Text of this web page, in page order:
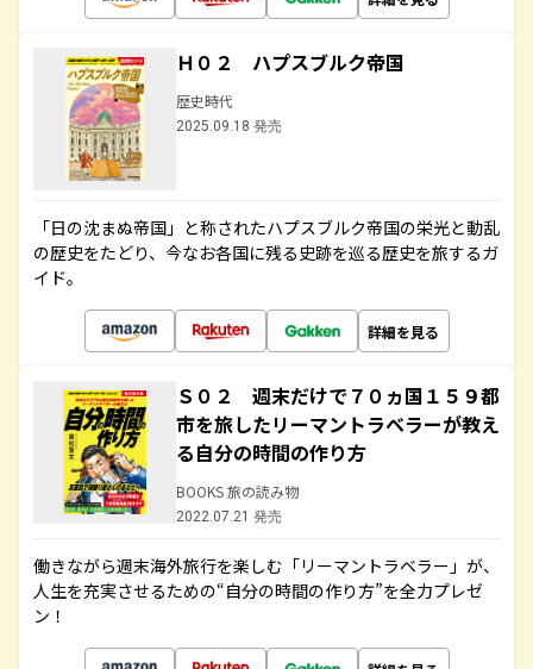
Ｈ０２ ハプスブルク帝国
歴史時代
2025.09.18 発売
「日の沈まぬ帝国」と称されたハプスブルク帝国の栄光と動乱
の歴史をたどり、今なお各国に残る史跡を巡る歴史を旅するガ
イド。
詳細を見る
Ｓ０２ 週末だけで７０ヵ国１５９都
市を旅したリーマントラベラーが教え
る自分の時間の作り方
BOOKS 旅の読み物
2022.07.21 発売
働きながら週末海外旅行を楽しむ「リーマントラベラー」が、
人生を充実させるための“自分の時間の作り方”を全力プレゼ
ン！